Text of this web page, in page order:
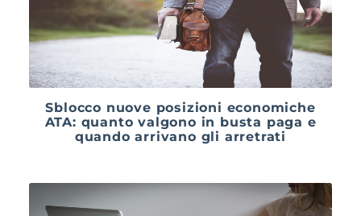
Sblocco nuove posizioni economiche
ATA: quanto valgono in busta paga e
quando arrivano gli arretrati